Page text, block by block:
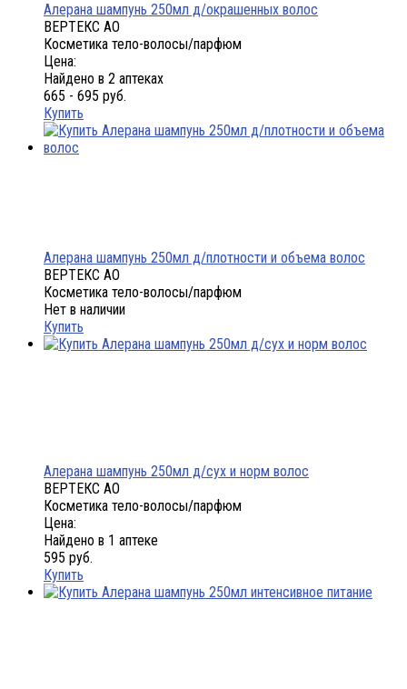
Алерана шампунь 250мл д/окрашенных волос
ВЕРТЕКС АО
Косметика тело-волосы/парфюм
Цена:
Найдено в 2 аптеках
665 - 695 руб.
Купить
Алерана шампунь 250мл д/плотности и объема волос
ВЕРТЕКС АО
Косметика тело-волосы/парфюм
Нет в наличии
Купить
Алерана шампунь 250мл д/сух и норм волос
ВЕРТЕКС АО
Косметика тело-волосы/парфюм
Цена:
Найдено в 1 аптеке
595 руб.
Купить